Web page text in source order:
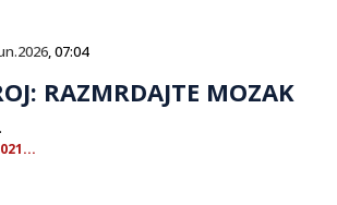
, 07:04
RAZMRDAJTE MOZAK